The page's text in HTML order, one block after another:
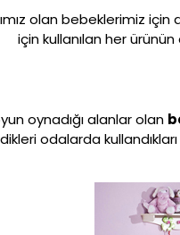
olan bebeklerimiz
için kullanılan her
oynadığı alanlar olan
odalarda